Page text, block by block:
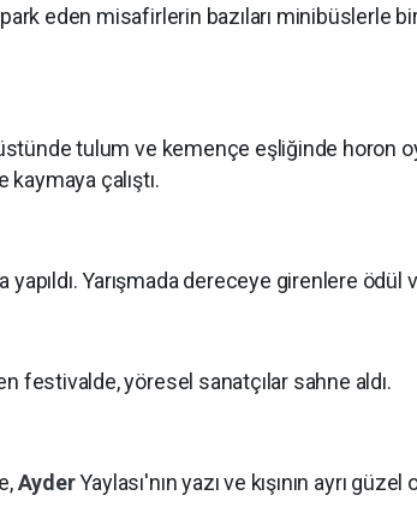
eden misafirlerin bazıları minibüslerle bir
tulum ve kemençe eşliğinde horon
çalıştı.
yapıldı. Yarışmada dereceye girenlere ödül
festivalde, yöresel sanatçılar sahne aldı.
AyderYaylası'nın yazı ve kışının ayrı